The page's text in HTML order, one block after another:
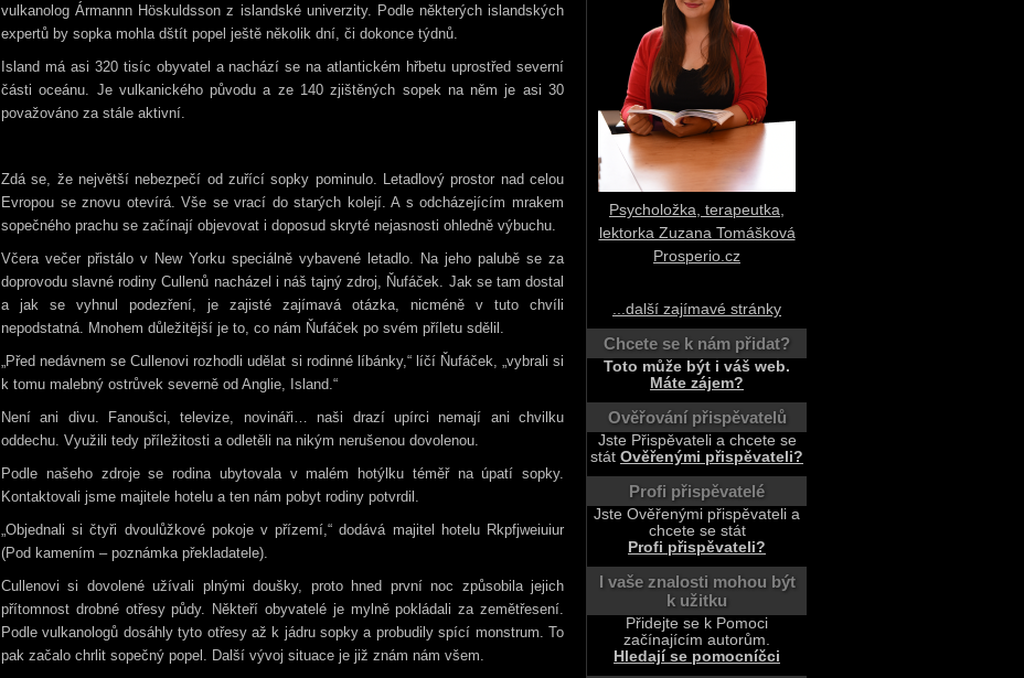
vulkanolog Ármannn Höskuldsson z islandské univerzity. Podle některých islandských
expertů by sopka mohla dštít popel ještě několik dní, či dokonce týdnů.
Island má asi 320 tisíc obyvatel a nachází se na atlantickém hřbetu uprostřed severní
části oceánu. Je vulkanického původu a ze 140 zjištěných sopek na něm je asi 30
považováno za stále aktivní.
Zdá se, že největší nebezpečí od zuřící sopky pominulo. Letadlový prostor nad celou
Evropou se znovu otevírá. Vše se vrací do starých kolejí. A s odcházejícím mrakem
sopečného prachu se začínají objevovat i doposud skryté nejasnosti ohledně výbuchu.
Včera večer přistálo v New Yorku speciálně vybavené letadlo. Na jeho palubě se za
doprovodu slavné rodiny Cullenů nacházel i náš tajný zdroj, Ňufáček. Jak se tam dostal
a jak se vyhnul podezření, je zajisté zajímavá otázka, nicméně v tuto chvíli
nepodstatná. Mnohem důležitější je to, co nám Ňufáček po svém příletu sdělil.
„Před nedávnem se Cullenovi rozhodli udělat si rodinné líbánky,“ líčí Ňufáček, „vybrali si
k tomu malebný ostrůvek severně od Anglie, Island.“
Není ani divu. Fanoušci, televize, novináři… naši drazí upírci nemají ani chvilku
oddechu. Využili tedy příležitosti a odletěli na nikým nerušenou dovolenou.
Podle našeho zdroje se rodina ubytovala v malém hotýlku téměř na úpatí sopky.
Kontaktovali jsme majitele hotelu a ten nám pobyt rodiny potvrdil.
„Objednali si čtyři dvoulůžkové pokoje v přízemí,“ dodává majitel hotelu Rkpfjweiuiur
(Pod kamením – poznámka překladatele).
Cullenovi si dovolené užívali plnými doušky, proto hned první noc způsobila jejich
přítomnost drobné otřesy půdy. Někteří obyvatelé je mylně pokládali za zemětřesení.
Podle vulkanologů dosáhly tyto otřesy až k jádru sopky a probudily spící monstrum. To
pak začalo chrlit sopečný popel. Další vývoj situace je již znám nám všem.
Psycholožka, terapeutka,
lektorka Zuzana Tomášková
Prosperio.cz
...další zajímavé stránky
Chcete se k nám přidat?
Toto může být i váš web.
Máte zájem?
Ověřování přispěvatelů
Jste Přispěvateli a chcete se
stát Ověřenými přispěvateli?
Profi přispěvatelé
Jste Ověřenými přispěvateli a
chcete se stát
Profi přispěvateli?
I vaše znalosti mohou být
k užitku
Přidejte se k Pomoci
začínajícím autorům.
Hledají se pomocníčci